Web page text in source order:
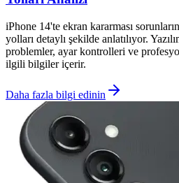
iPhone 14'te ekran kararması
yolları detaylı şekilde anlatılıyor.
problemler, ayar kontrolleri ve
ilgili bilgiler içerir.
Daha fazla bilgi edinin